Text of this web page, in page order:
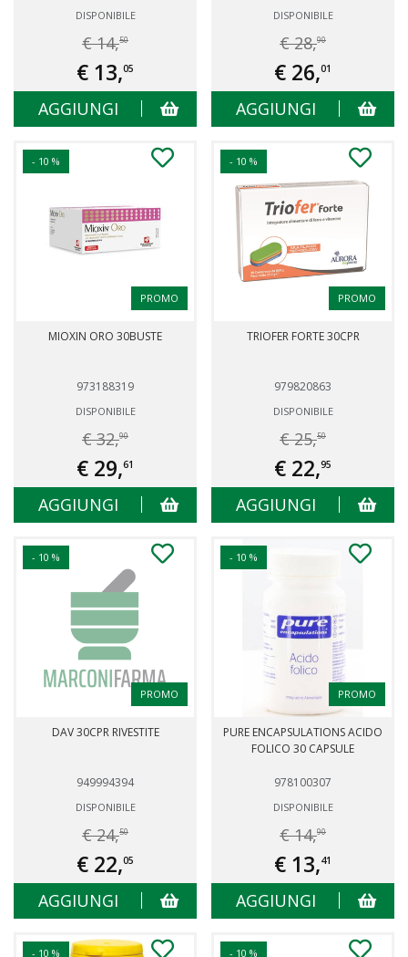
DISPONIBILE
€ 14,50
€ 13,05
AGGIUNGI
DISPONIBILE
€ 28,90
€ 26,01
AGGIUNGI
- 10 %
PROMO
MIOXIN ORO 30BUSTE
973188319
DISPONIBILE
€ 32,90
€ 29,61
AGGIUNGI
- 10 %
PROMO
TRIOFER FORTE 30CPR
979820863
DISPONIBILE
€ 25,50
€ 22,95
AGGIUNGI
- 10 %
PROMO
DAV 30CPR RIVESTITE
949994394
DISPONIBILE
€ 24,50
€ 22,05
AGGIUNGI
- 10 %
PROMO
PURE ENCAPSULATIONS ACIDO
FOLICO 30 CAPSULE
978100307
DISPONIBILE
€ 14,90
€ 13,41
AGGIUNGI
- 10 % - 10 %